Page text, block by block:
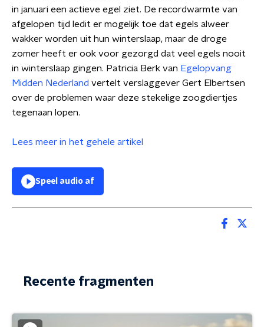
in januari een actieve egel ziet. De recordwarmte van
afgelopen tijd ledit er mogelijk toe dat egels alweer
wakker worden uit hun winterslaap, maar de droge
zomer heeft er ook voor gezorgd dat veel egels nooit
in winterslaap gingen. Patricia Berk van Egelopvang
Midden Nederland vertelt verslaggever Gert Elbertsen
over de problemen waar deze stekelige zoogdiertjes
tegenaan lopen.
Lees meer in het gehele artikel
Speel audio af
Recente fragmenten